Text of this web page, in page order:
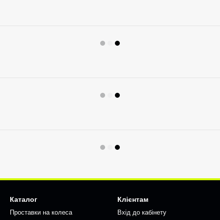
Каталог
Проставки на колеса
Клієнтам
Вхід до кабінету